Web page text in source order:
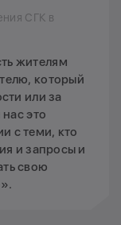
СГК в
жителям
который
или за
это
с теми, кто
и запросы и
свою